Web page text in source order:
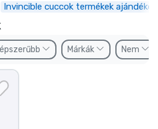
Invincible cuccok termékek ajándékok
Márkák Nem